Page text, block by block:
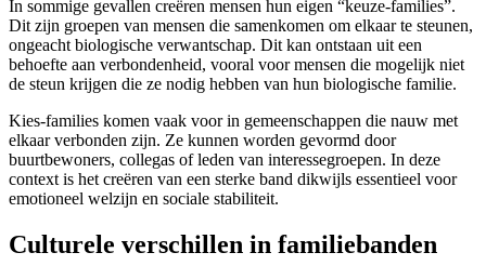
In sommige gevallen creëren mensen hun eigen “keuze-families”.
Dit zijn groepen van mensen die samenkomen om elkaar te steunen,
ongeacht biologische verwantschap. Dit kan ontstaan uit een
behoefte aan verbondenheid, vooral voor mensen die mogelijk niet
de steun krijgen die ze nodig hebben van hun biologische familie.
Kies-families komen vaak voor in gemeenschappen die nauw met
elkaar verbonden zijn. Ze kunnen worden gevormd door
buurtbewoners, collegas of leden van interessegroepen. In deze
context is het creëren van een sterke band dikwijls essentieel voor
emotioneel welzijn en sociale stabiliteit.
Culturele verschillen in familiebanden